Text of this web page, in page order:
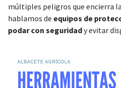
múltiples peligros que encierra
hablamos de equipos de
podar con seguridady evitar